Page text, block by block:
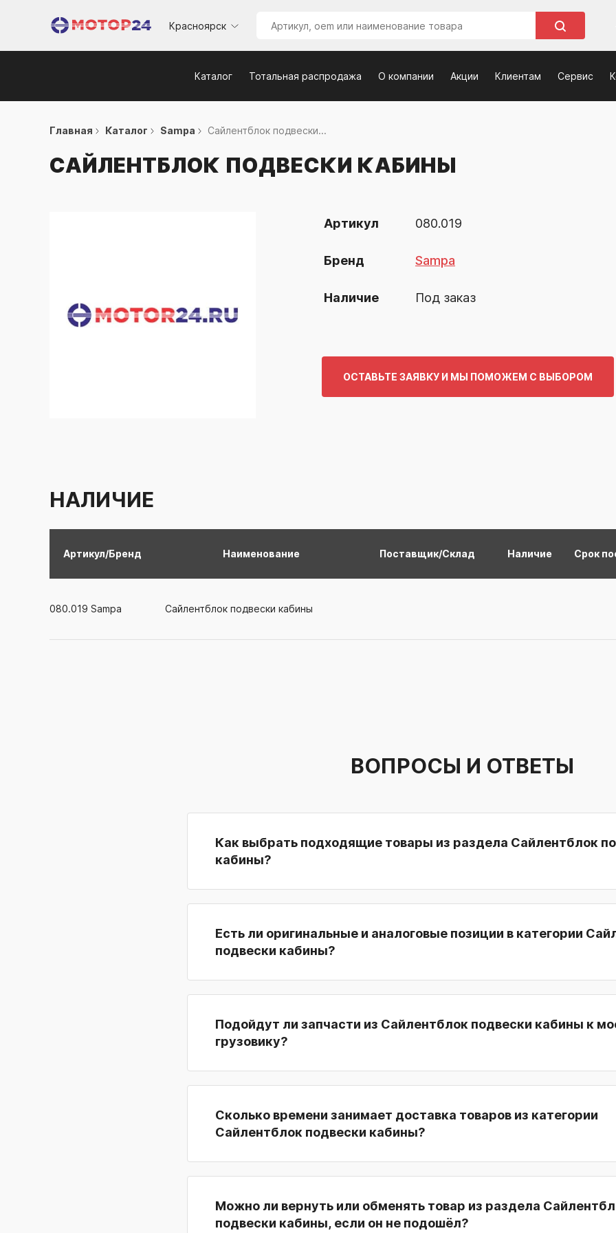
Красноярск
Каталог Тотальная распродажа О компании Акции Клиентам Сервис
Главная Каталог Sampa Сайлентблок подвески...
САЙЛЕНТБЛОК ПОДВЕСКИ КАБИНЫ
Артикул 080.019
Бренд Sampa
Наличие Под заказ
ОСТАВЬТЕ ЗАЯВКУ И МЫ ПОМОЖЕМ С ВЫБОРОМ
НАЛИЧИЕ
Артикул/Бренд Наименование Поставщик/Склад Наличие Срок
080.019 Sampa Сайлентблок подвески кабины
ВОПРОСЫ И ОТВЕТЫ
Как выбрать подходящие товары из раздела Сайлентблок
кабины?
Есть ли оригинальные и аналоговые позиции в категории
подвески кабины?
Подойдут ли запчасти из Сайлентблок подвески кабины к
грузовику?
Сколько времени занимает доставка товаров из категории
Сайлентблок подвески кабины?
Можно ли вернуть или обменять товар из раздела
подвески кабины, если он не подошёл?